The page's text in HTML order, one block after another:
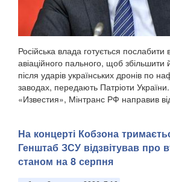
Російська влада готується послабити
авіаційного пального, щоб збільшити
після ударів українських дронів по
заводах, передають Патріоти
«Известия», Мінтранс РФ направив
На концерті Кобзона
Генштаб ЗСУ відзвітував про
станом на 8 серпня